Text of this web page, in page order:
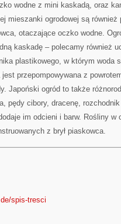
wodne z mini kaskadą, oraz
mieszanki ogrodowej są również
otaczające oczko wodne.
kaskadę – polecamy również
plastikowego, w którym woda
przepompowywana z
Japoński ogród to także
pędy cibory, dracenę,
im odcieni i barw. Rośliny w
z brył piaskowca.
spis-tresci